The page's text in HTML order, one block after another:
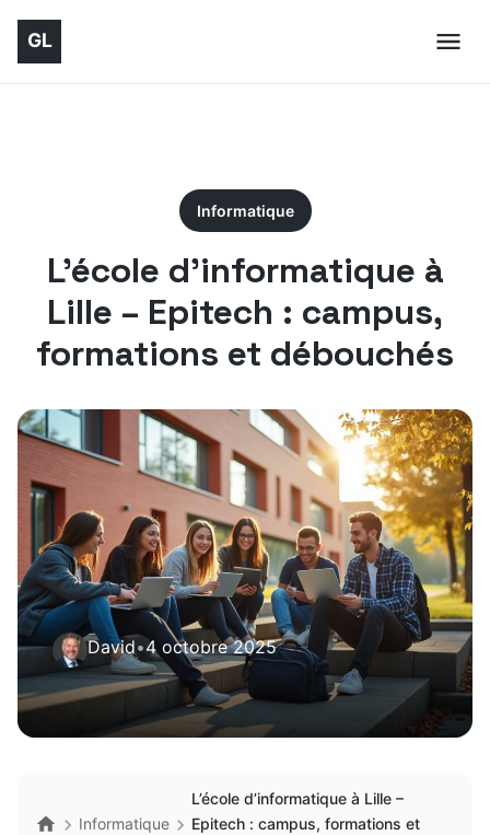
Informatique
L’école d’informatique à
Lille – Epitech : campus,
formations et débouchés
David•4 octobre 2025
Informatique
L’école d’informatique à Lille –
Epitech : campus, formations et